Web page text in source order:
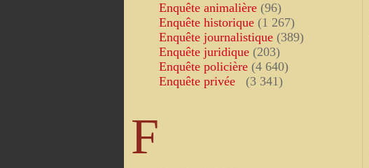
Enquête animalière (96)
Enquête historique (1 267)
Enquête journalistique (389)
Enquête juridique (203)
Enquête policière (4 640)
Enquête privée
(3 341)
F